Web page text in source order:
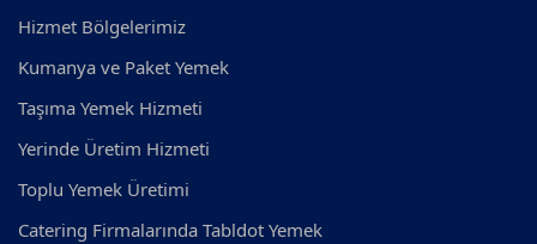
Hizmet Bölgelerimiz
Kumanya ve Paket Yemek
Taşıma Yemek Hizmeti
Yerinde Üretim Hizmeti
Toplu Yemek Üretimi
Catering Firmalarında Tabldot Yemek